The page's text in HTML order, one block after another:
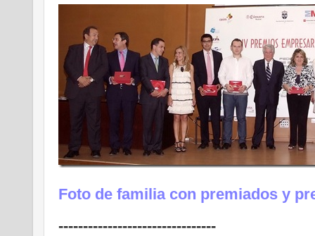
Foto de familia con premiados y
--------------------------------